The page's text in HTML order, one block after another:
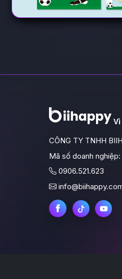
Vì
CÔNG TY TNHH
Mã số doanh
0906.521.623